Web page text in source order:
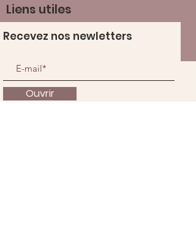
Liens utiles
Recevez nos newletters
Ouvrir